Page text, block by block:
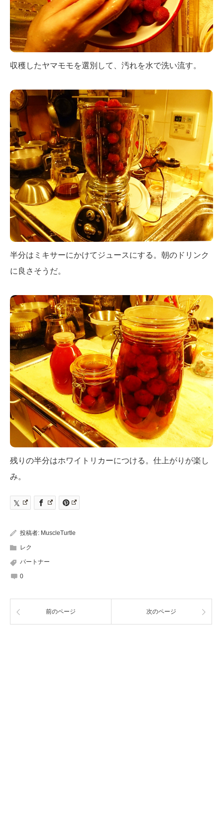
収穫したヤマモモを選別して、汚れを水で洗い流す。
半分はミキサーにかけてジュースにする。朝のドリンク
に良さそうだ。
残りの半分はホワイトリカーにつける。仕上がりが楽し
み。
投稿者: MuscleTurtle
レク
パートナー
0
前のページ 次のページ